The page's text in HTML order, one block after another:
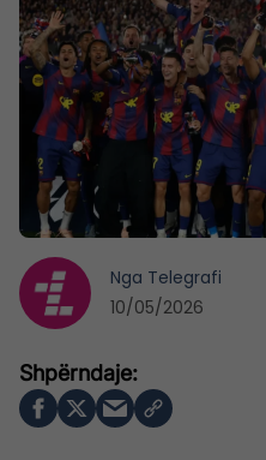
Nga Telegrafi
10/05/2026